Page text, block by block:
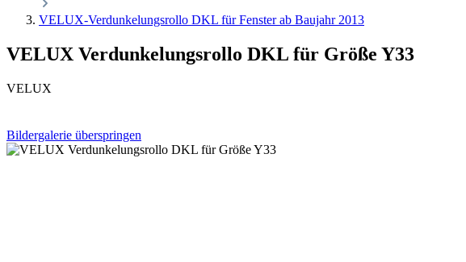
VELUX-Verdunkelungsrollo DKL für Fenster ab Baujahr 2013
VELUX Verdunkelungsrollo DKL für Größe Y33
VELUX
Bildergalerie überspringen